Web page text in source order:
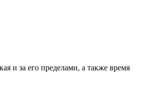
и за его пределами, а также время